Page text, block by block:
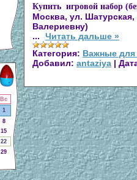
Вс
1
8
15
22
29
Купить игровой набор
Москва, ул.
Валериевну)
...
Читать дальше »
Категория: Важные для
Добавил: antaziya |